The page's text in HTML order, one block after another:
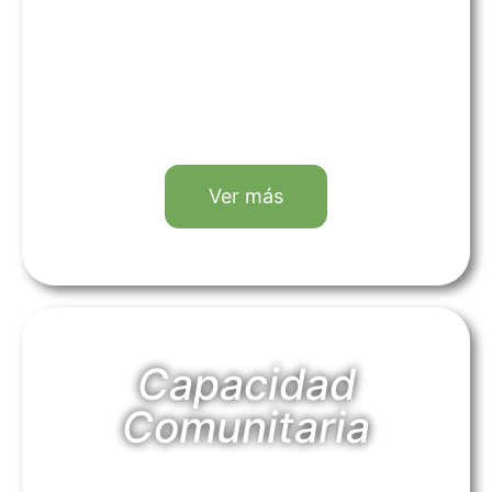
Ver más
Capacidad
Comunitaria